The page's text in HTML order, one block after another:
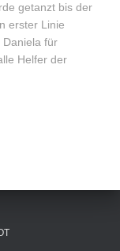
getanzt bis der
erster Linie
Daniela für
Helfer der